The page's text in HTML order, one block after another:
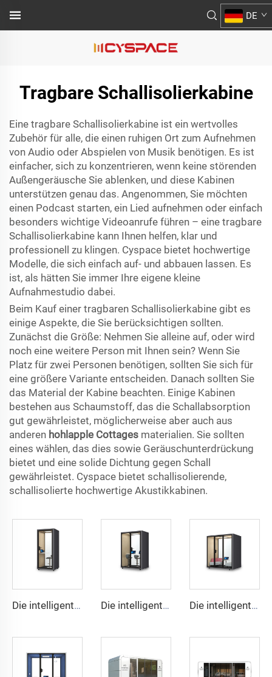
DE
Tragbare Schallisolierkabine
Eine tragbare Schallisolierkabine ist ein wertvolles
Zubehör für alle, die einen ruhigen Ort zum Aufnehmen
von Audio oder Abspielen von Musik benötigen. Es ist
einfacher, sich zu konzentrieren, wenn keine störenden
Außengeräusche Sie ablenken, und diese Kabinen
unterstützen genau das. Angenommen, Sie möchten
einen Podcast starten, ein Lied aufnehmen oder einfach
besonders wichtige Videoanrufe führen – eine tragbare
Schallisolierkabine kann Ihnen helfen, klar und
professionell zu klingen. Cyspace bietet hochwertige
Modelle, die sich einfach auf- und abbauen lassen. Es
ist, als hätten Sie immer Ihre eigene kleine
Aufnahmestudio dabei.
Beim Kauf einer tragbaren Schallisolierkabine gibt es
einige Aspekte, die Sie berücksichtigen sollten.
Zunächst die Größe: Nehmen Sie alleine auf, oder wird
noch eine weitere Person mit Ihnen sein? Wenn Sie
Platz für zwei Personen benötigen, sollten Sie sich für
eine größere Variante entscheiden. Danach sollten Sie
das Material der Kabine beachten. Einige Kabinen
bestehen aus Schaumstoff, das die Schallabsorption
gut gewährleistet, möglicherweise aber auch aus
anderen hohlapple Cottages materialien. Sie sollten
eines wählen, das dies sowie Geräuschunterdrückung
bietet und eine solide Dichtung gegen Schall
gewährleistet. Cyspace bietet schallisolierende,
schallisolierte hochwertige Akustikkabinen.
Die intelligente und schallgedämmte Nische für 1 Person – Cyspace Y PRO Serie Die intelligente und schallgedämmte Nische für 2 Personen – Cyspace Y PRO Serie Die intelligente und schallgedämmte Kabine für 4 Personen – Cyspace Y PRO Serie